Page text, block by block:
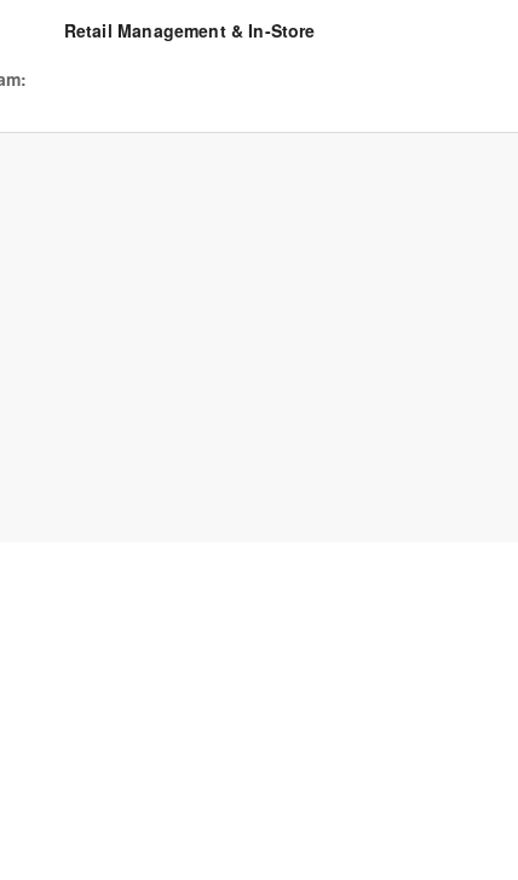
Retail Management & In-Store
: